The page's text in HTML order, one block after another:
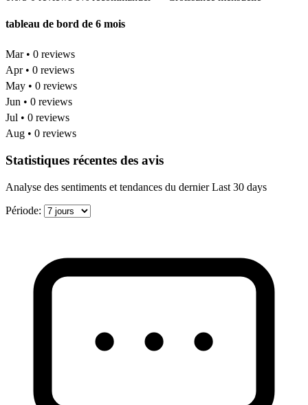
tableau de bord de 6 mois
Mar • 0 reviews
Apr • 0 reviews
May • 0 reviews
Jun • 0 reviews
Jul • 0 reviews
Aug • 0 reviews
Statistiques récentes des avis
Analyse des sentiments et tendances du dernier Last 30 days
Période: